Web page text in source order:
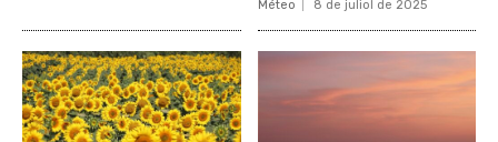
Méteo 8 de juliol de 2025